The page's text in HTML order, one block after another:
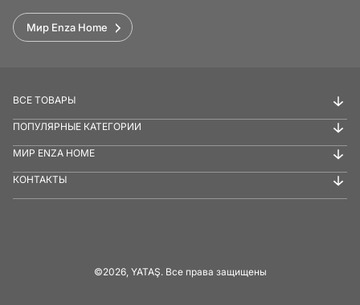
Мир Enza Home
ВСЕ ТОВАРЫ
ПОПУЛЯРНЫЕ КАТЕГОРИИ
МИР ENZA HOME
КОНТАКТЫ
©2026, YATAŞ. Все права защищены